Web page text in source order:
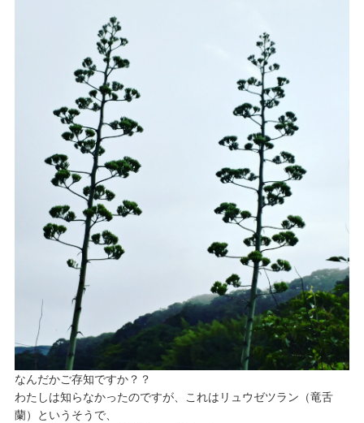
なんだかご存知ですか？？
わたしは知らなかったのですが、これはリュウゼツラン（竜舌
蘭）というそうで、